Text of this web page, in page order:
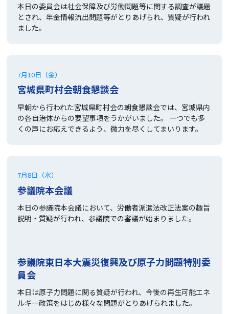
本日の委員会は社会保障及び労働問題等に関する調査が議題
とされ、年金情報流出問題等がとりあげられ、質疑が行われ
ました。
7月10日（金）
宮城県町村会朝食懇談会
早朝から行われた宮城県町村会の朝食懇談会では、宮城県内
の各自治体からの要望事項をうかがいました。 一つでも多
くの声にお応えできるよう、微力を尽くしてまいります。
7月8日（水）
参議院本会議
本日の参議院本会議において、労働者派遣法改正法案の趣旨
説明・質疑が行われ、参議院での審議が始まりました。
参議院東日本大震災復興及び原子力問題特別委
員会
本日は原子力問題に関る質疑が行われ、今後の再生可能エネ
ルギー政策をはじめ様々な問題がとりあげられました。